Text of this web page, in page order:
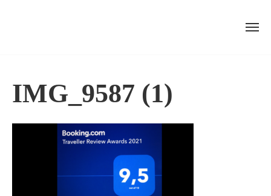
contentIMG_9587 (1)